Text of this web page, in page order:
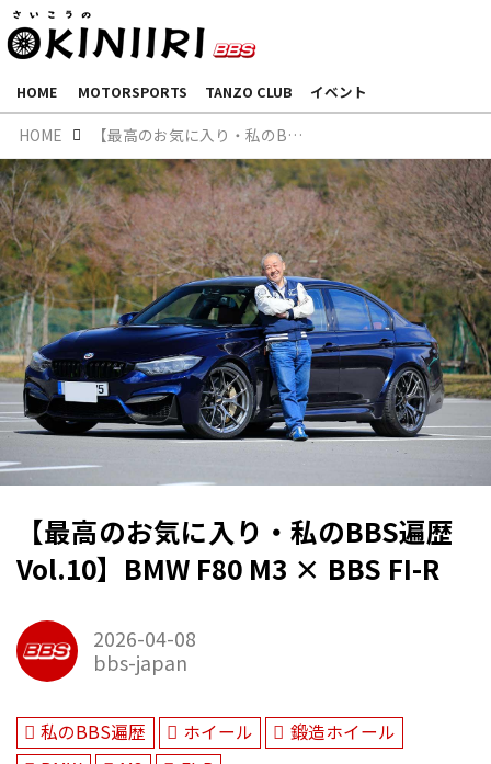
HOME MOTORSPORTS TANZO CLUB イベント
HOME 【最高のお気に入り・私のBBS遍歴Vol.10】BMW F80 M3 × BBS FI-R
【最高のお気に入り・私のBBS遍歴
Vol.10】BMW F80 M3 × BBS FI-R
2026-04-08
bbs-japan
私のBBS遍歴 ホイール
鍛造ホイール